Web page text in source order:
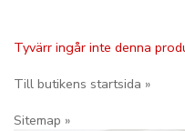
Tyvärr ingår inte denna
Till butikens startsida »
Sitemap »